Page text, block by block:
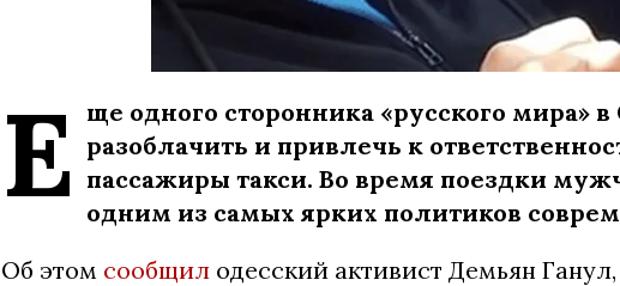
Е ще одного сторонника «русского мира»
разоблачить и привлечь к
пассажиры такси. Во время поездки
одним из самых ярких политиков
Об этом сообщил одесский активист Демьян